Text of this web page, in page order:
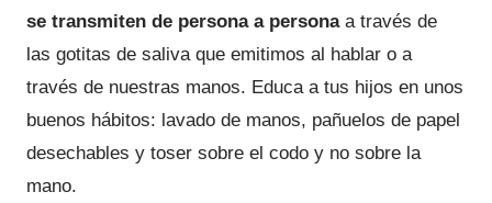
se transmiten de persona a personaa través de
las gotitas de saliva que emitimos al hablar o a
través de nuestras manos. Educa a tus hijos en unos
buenos hábitos: lavado de manos, pañuelos de papel
desechables y toser sobre el codo y no sobre la
mano.